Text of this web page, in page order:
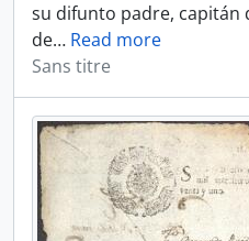
su difunto padre, capitán
de… Read more
Sans titre